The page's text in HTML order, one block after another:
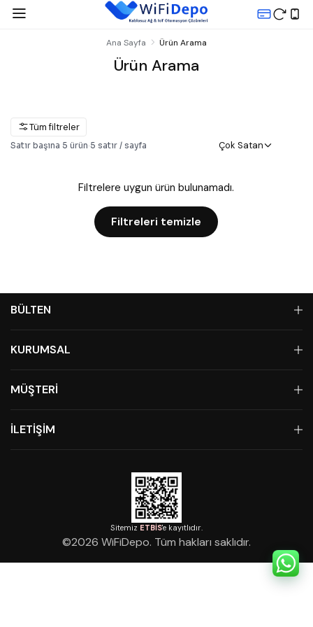
Ana Sayfa Ürün Arama
Ürün Arama
Tüm filtreler
Satır başına 5 ürün·5 satır / sayfa Çok Satan
Filtrelere uygun ürün bulunamadı.
Filtreleri temizle
BÜLTEN
KURUMSAL
MÜŞTERİ
İLETİŞİM
Sitemiz ETBİS'e kayıtlıdır.
©2026 WiFiDepo. Tüm hakları saklıdır.